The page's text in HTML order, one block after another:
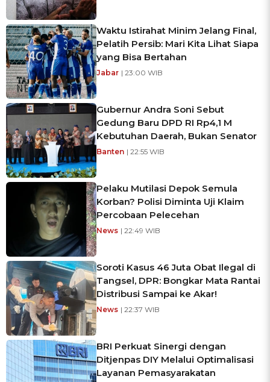
Waktu Istirahat Minim Jelang Final,
Pelatih Persib: Mari Kita Lihat Siapa
yang Bisa Bertahan
Jabar | 23:00 WIB
Gubernur Andra Soni Sebut
Gedung Baru DPD RI Rp4,1 M
Kebutuhan Daerah, Bukan Senator
Banten | 22:55 WIB
Pelaku Mutilasi Depok Semula
Korban? Polisi Diminta Uji Klaim
Percobaan Pelecehan
News | 22:49 WIB
Soroti Kasus 46 Juta Obat Ilegal di
Tangsel, DPR: Bongkar Mata Rantai
Distribusi Sampai ke Akar!
News | 22:37 WIB
BRI Perkuat Sinergi dengan
Ditjenpas DIY Melalui Optimalisasi
Layanan Pemasyarakatan